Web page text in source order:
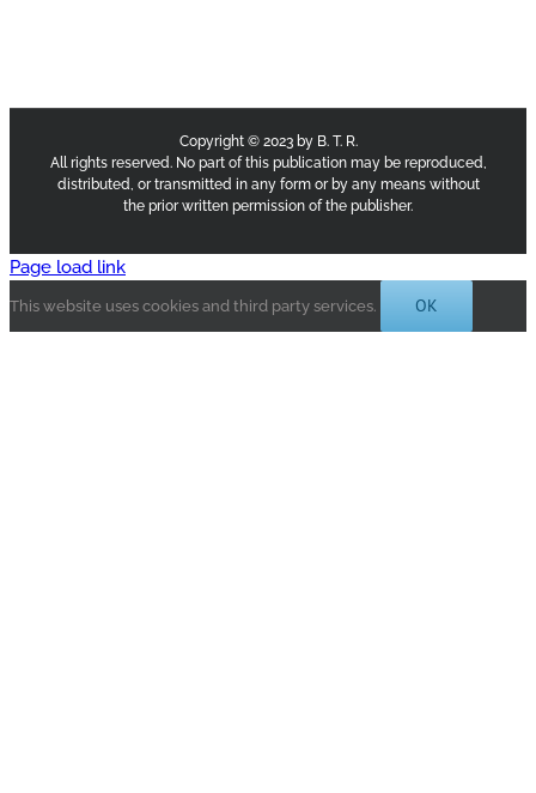
Copyright © 2023 by B. T. R.
All rights reserved. No part of this publication may be reproduced,
distributed, or transmitted in any form or by any means without
the prior written permission of the publisher.
Page load link
This website uses cookies and third party services. OK